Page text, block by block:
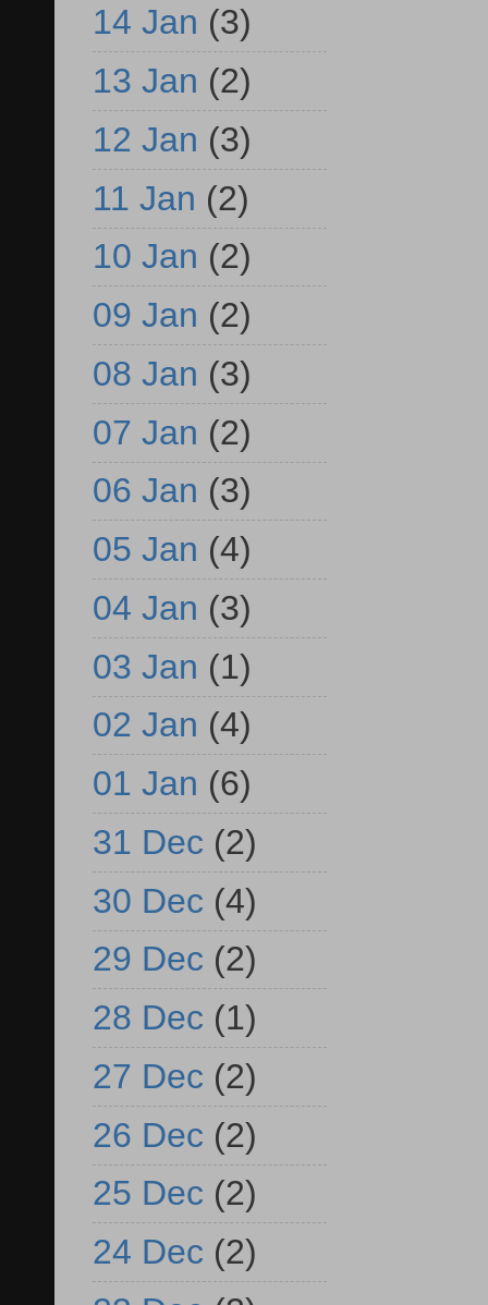
14 Jan (3)
13 Jan (2)
12 Jan (3)
11 Jan (2)
10 Jan (2)
09 Jan (2)
08 Jan (3)
07 Jan (2)
06 Jan (3)
05 Jan (4)
04 Jan (3)
03 Jan (1)
02 Jan (4)
01 Jan (6)
31 Dec (2)
30 Dec (4)
29 Dec (2)
28 Dec (1)
27 Dec (2)
26 Dec (2)
25 Dec (2)
24 Dec (2)